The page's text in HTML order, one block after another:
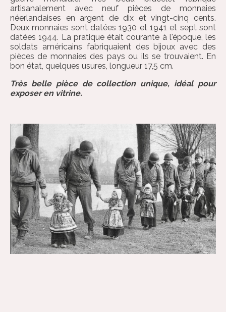
artisanalement avec neuf pièces de monnaies
néerlandaises en argent de dix et vingt-cinq cents.
Deux monnaies sont datées 1930 et 1941 et sept sont
datées 1944. La pratique était courante à l'époque, les
soldats américains fabriquaient des bijoux avec des
pièces de monnaies des pays ou ils se trouvaient. En
bon état, quelques usures, longueur 17,5 cm.
Très belle pièce de collection unique, idéal pour
exposer en vitrine.